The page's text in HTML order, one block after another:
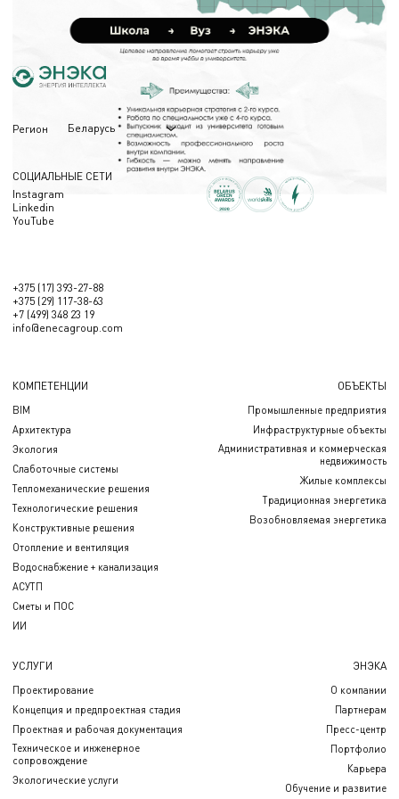
Регион Беларусь
СОЦИАЛЬНЫЕ СЕТИ
Instagram
Linkedin
YouTube
+375 (17) 393-27-88
+375 (29) 117-38-63
+7 (499) 348 23 19
info@enecagroup.com
КОМПЕТЕНЦИИ
BIM
Архитектура
Экология
Слаботочные системы
Тепломеханические решения
Технологические решения
Конструктивные решения
Отопление и вентиляция
Водоснабжение + канализация
АСУТП
Сметы и ПОС
ИИ
ОБЪЕКТЫ
Промышленные предприятия
Инфраструктурные объекты
Административная и коммерческая
недвижимость
Жилые комплексы
Традиционная энергетика
Возобновляемая энергетика
УСЛУГИ
Проектирование
Концепция и предпроектная стадия
Проектная и рабочая документация
Техническое и инженерное
сопровождение
Экологические услуги
ЭНЭКА
О компании
Партнерам
Пресс-центр
Портфолио
Карьера
Обучение и развитие